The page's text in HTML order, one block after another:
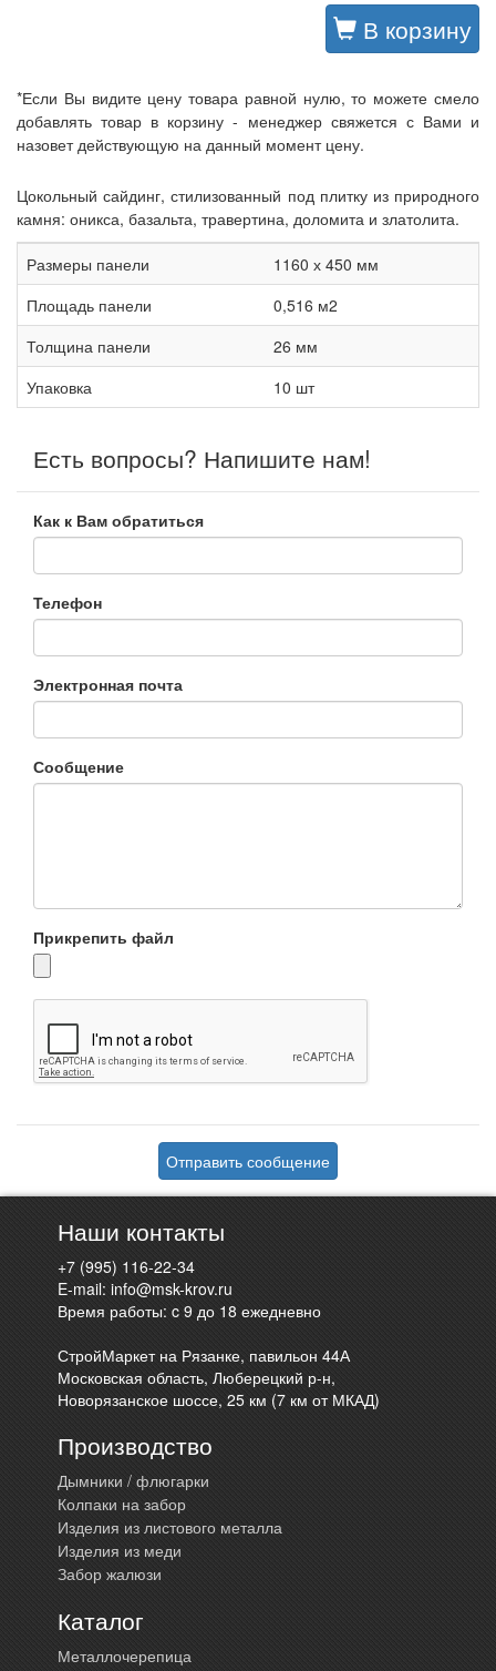
В корзину
*Если Вы видите цену товара равной нулю, то можете смело
добавлять товар в корзину - менеджер свяжется с Вами и
назовет действующую на данный момент цену.
Цокольный сайдинг, стилизованный под плитку из природного
камня: оникса, базальта, травертина, доломита и златолита.
Размеры панели
1160 х 450 мм
Площадь панели
0,516 м2
Толщина панели
26 мм
Упаковка
10 шт
Есть вопросы? Напишите нам!
Как к Вам обратиться
Телефон
Электронная почта
Сообщение
Прикрепить файл
Отправить сообщение
Наши контакты
+7 (995) 116-22-34
E-mail:info@msk-krov.ru
Время работы: c 9 до 18 ежедневно
СтройМаркет на Рязанке, павильон 44А
Московская область, Люберецкий р-н,
Новорязанское шоссе, 25 км (7 км от МКАД)
Производство
Дымники / флюгарки
Колпаки на забор
Изделия из листового металла
Изделия из меди
Забор жалюзи
Каталог
Металлочерепица